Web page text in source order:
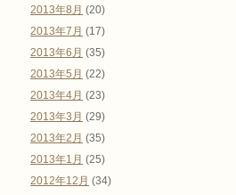
2013年8月 (20)
2013年7月 (17)
2013年6月 (35)
2013年5月 (22)
2013年4月 (23)
2013年3月 (29)
2013年2月 (35)
2013年1月 (25)
2012年12月 (34)